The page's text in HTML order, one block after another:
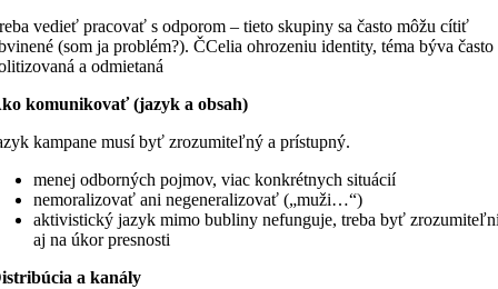
vedieť pracovať s odporom – tieto skupiny sa často môžu cítiť
(som ja problém?). ČCelia ohrozeniu identity, téma býva často
a odmietaná
komunikovať (jazyk a obsah)
kampane musí byť zrozumiteľný a prístupný.
menej odborných pojmov, viac konkrétnych situácií
nemoralizovať ani negeneralizovať („muži…“)
aktivistický jazyk mimo bubliny nefunguje, treba byť
aj na úkor presnosti
a kanály